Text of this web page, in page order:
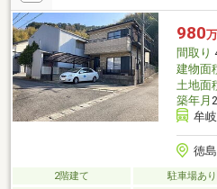
980
間取り
建物面
土地面
築年月
牟
徳
2階建て 駐車場あり